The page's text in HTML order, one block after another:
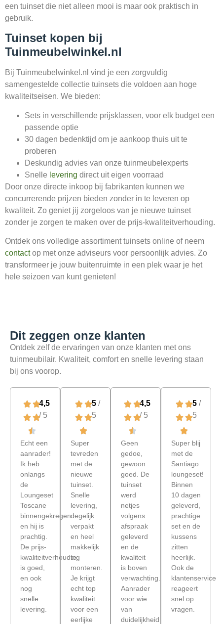
een tuinset die niet alleen mooi is maar ook praktisch in
gebruik.
Tuinset kopen bij
Tuinmeubelwinkel.nl
Bij Tuinmeubelwinkel.nl vind je een zorgvuldig
samengestelde collectie tuinsets die voldoen aan hoge
kwaliteitseisen. We bieden:
Sets in verschillende prijsklassen, voor elk budget een
passende optie
30 dagen bedenktijd om je aankoop thuis uit te
proberen
Deskundig advies van onze tuinmeubelexperts
Snelle levering direct uit eigen voorraad
Door onze directe inkoop bij fabrikanten kunnen we
concurrerende prijzen bieden zonder in te leveren op
kwaliteit. Zo geniet jij zorgeloos van je nieuwe tuinset
zonder je zorgen te maken over de prijs-kwaliteitverhouding.
Ontdek ons volledige assortiment tuinsets online of neem
contactop met onze adviseurs voor persoonlijk advies. Zo
transformeer je jouw buitenruimte in een plek waar je het
hele seizoen van kunt genieten!
Dit zeggen onze klanten​
Ontdek zelf de ervaringen van onze klanten met ons
tuinmeubilair. Kwaliteit, comfort en snelle levering staan ​​
bij ons voorop.
4,5
/ 5
Echt een
aanrader!
Ik heb
onlangs
de
Loungeset
Toscane
binnengekregen
en hij is
prachtig.
De prijs-
kwaliteitverhouding
is goed,
en ook
nog
snelle
levering.
5/
5
Super
tevreden
met de
nieuwe
tuinset.
Snelle
levering,
degelijk
verpakt
en heel
makkelijk
te
monteren.
Je krijgt
echt top
kwaliteit
voor een
eerlijke
4,5
/ 5
Geen
gedoe,
gewoon
goed. De
tuinset
werd
netjes
volgens
afspraak
geleverd
en de
kwaliteit
is boven
verwachting.
Aanrader
voor wie
van
duidelijkheid
5/
5
Super blij
met de
Santiago
loungeset!
Binnen
10 dagen
geleverd,
prachtige
set en de
kussens
zitten
heerlijk.
Ook de
klantenservice
reageert
snel op
vragen.